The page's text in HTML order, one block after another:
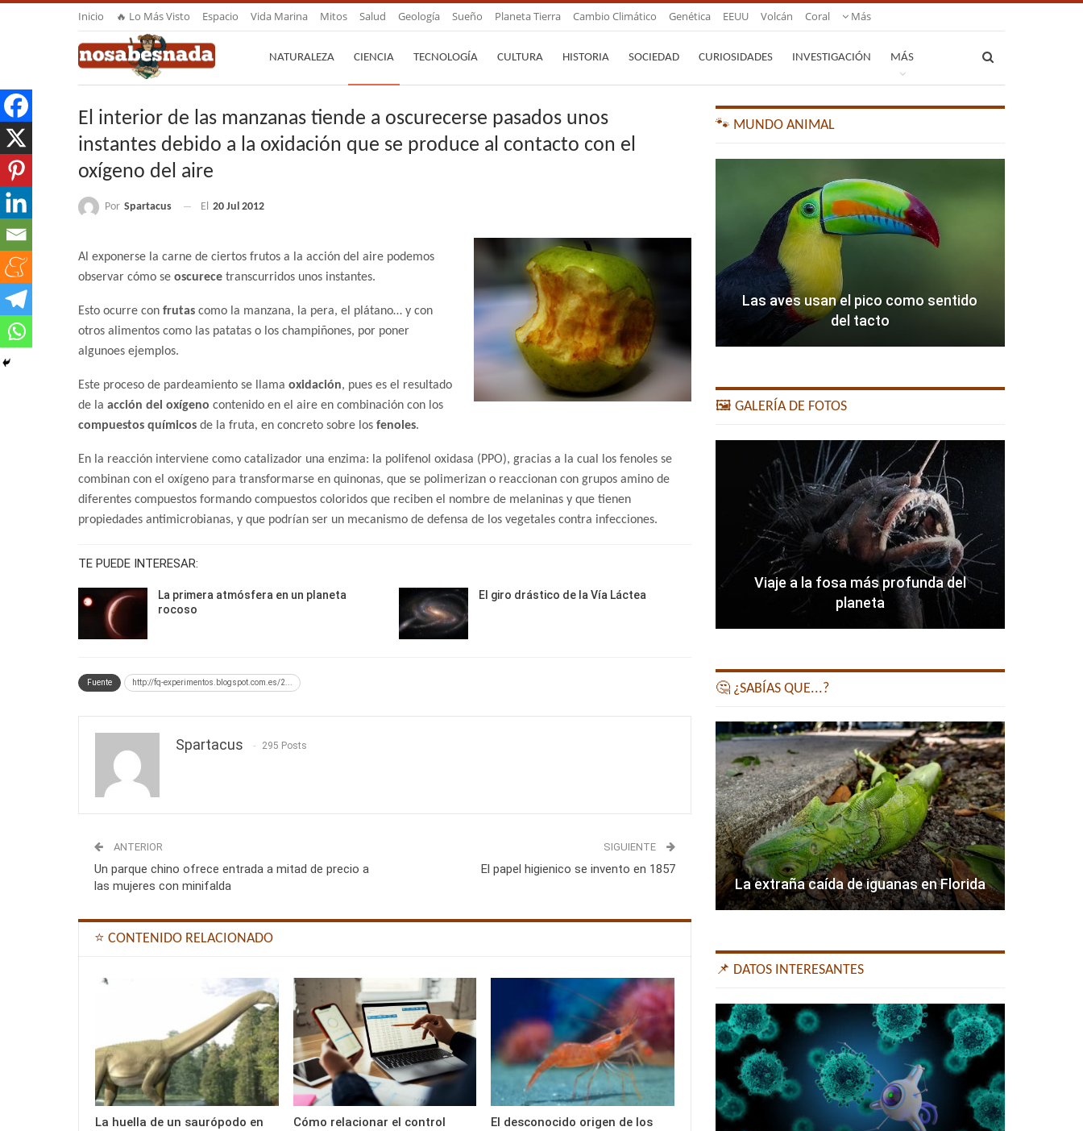
Inicio 🔥 Lo Más Visto Espacio Vida Marina Mitos Salud Geología Sueño Planeta Tierra Cambio Climático Genética EEUU Volcán Coral Más
NATURALEZA CIENCIA TECNOLOGÍA CULTURA HISTORIA SOCIEDAD CURIOSIDADES INVESTIGACIÓN MÁS
El interior de las manzanas tiende a oscurecerse pasados unos
instantes debido a la oxidación que se produce al contacto con el
oxígeno del aire
Por Spartacus El 20 Jul 2012
Al exponerse la carne de ciertos frutos a la acción del aire podemos
observar cómo se oscurece transcurridos unos instantes.
Esto ocurre con frutas como la manzana, la pera, el plátano… y con
otros alimentos como las patatas o los champiñones, por poner
algunoes ejemplos.
Este proceso de pardeamiento se llama oxidación, pues es el resultado
de la acción del oxígeno contenido en el aire en combinación con los
compuestos químicos de la fruta, en concreto sobre los fenoles.
En la reacción interviene como catalizador una enzima: la polifenol oxidasa (PPO), gracias a la cual los fenoles se
combinan con el oxígeno para transformarse en quinonas, que se polimerizan o reaccionan con grupos amino de
diferentes compuestos formando compuestos coloridos que reciben el nombre de melaninas y que tienen
propiedades antimicrobianas, y que podrían ser un mecanismo de defensa de los vegetales contra infecciones.
TE PUEDE INTERESAR:
La primera atmósfera en un planeta
rocoso
El giro drástico de la Vía Láctea
Fuente http://fq-experimentos.blogspot.com.es/2...
Spartacus 295 Posts
ANTERIOR
Un parque chino ofrece entrada a mitad de precio a
las mujeres con minifalda
SIGUIENTE
El papel higienico se invento en 1857
⭐ CONTENIDO RELACIONADO
La huella de un saurópodo en
Cómo relacionar el control
El desconocido origen de los
🐾 MUNDO ANIMAL
Las aves usan el pico como sentido
del tacto
🖼️ GALERÍA DE FOTOS
Viaje a la fosa más profunda del
planeta
🤔 ¿SABÍAS QUE...?
La extraña caída de iguanas en Florida
📌 DATOS INTERESANTES